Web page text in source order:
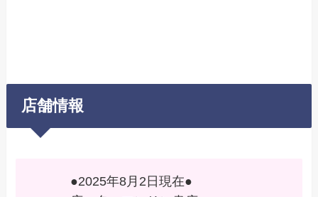
店舗情報
●2025年8月2日現在●